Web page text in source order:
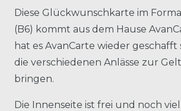
Diese Glückwunschkarte im Format
(B6) kommt aus dem Hause
hat es AvanCarte wieder geschafft
die verschiedenen Anlässe zur
bringen.
Die Innenseite ist frei und noch